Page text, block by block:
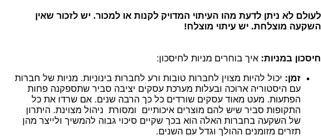
לעולם לא ניתן לדעת מהו העיתוי המדויק לקנות או למכור. יש לזכור שאין
השקעה מוצלחת. יש עיתוי מוצלח!
חיסכון במניות: איך בוחרים מניות לחיסכון:
זמן: יכול להיות מצוין לחברות טובות ורע לחברות בינוניות. מניות של חברות
עם היסטוריה ארוכה ובעלות מערכת עסקים יציבה סביר שתספקנה פחות
הפתעות. מעט מאוד עסקים שורדים כל כך הרבה שנים. אם שרדו את כל
התקופות סביר שיש להם מוצרים איכותיים ומסורת ניהול מצוינת. היתרון
של השקעה בחברות האלה הוא בכך שקיים סיכוי גבוה להמשיך ולייצר מהן
תזרים מזומנים ההולך וגדל עם השנים.